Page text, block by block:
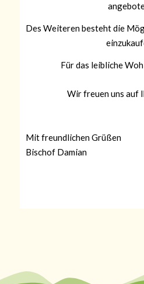
Des Weiteren besteht die
Für das leibliche
Wir freuen uns auf
Mit freundlichen Grüßen
Bischof Damian